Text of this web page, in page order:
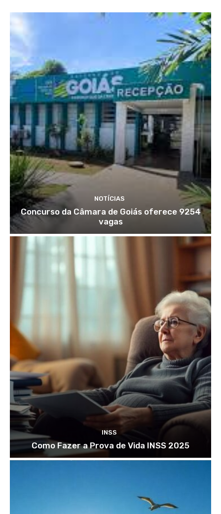
NOTÍCIAS
Concurso da Câmara de Goiás oferece 9254
vagas
INSS
Como Fazer a Prova de Vida INSS 2025